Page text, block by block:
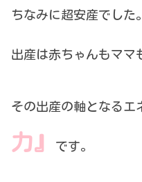
ちなみに超安産でした
出産は赤ちゃんもママ
その出産の軸となるエ
力』
です。